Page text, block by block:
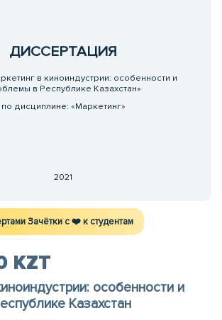
ДИССЕРТАЦИЯ
в киноиндустрии: особенности и
в Республике Казахстан»
по дисциплине: «Маркетинг»
2021
Зачётки c ❤️ к студентам
KZT
особенности и
Казахстан